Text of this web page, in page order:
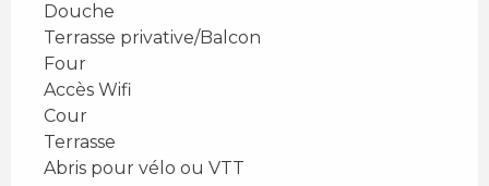
Douche
Terrasse privative/Balcon
Four
Accès Wifi
Cour
Terrasse
Abris pour vélo ou VTT